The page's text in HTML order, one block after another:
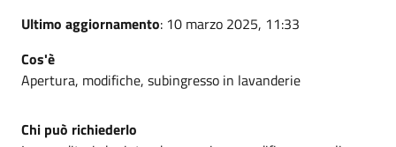
Ultimo aggiornamento: 10 marzo 2025, 11:33
Cos'è
Apertura, modifiche, subingresso in lavanderie
Chi può richiederlo